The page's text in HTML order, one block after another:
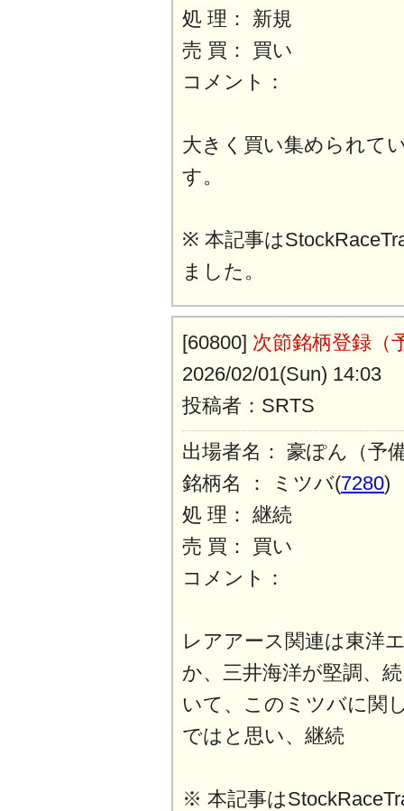
処 理： 新規
売 買： 買い
コメント：
大きく買い集められて
す。
※ 本記事は
ました。
[60800] 次節銘柄登録（
2026/02/01(Sun) 14:03
投稿者：SRTS
出場者名： 豪ぽん（予
銘柄名 ： ミツバ(7280)
処 理： 継続
売 買： 買い
コメント：
レアアース関連は東洋
か、三井海洋が堅調、続
いて、このミツバに関
ではと思い、継続
※ 本記事は